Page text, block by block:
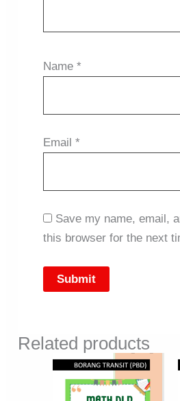
Name *
Email *
Save my name, email,
this browser for the next
Related products